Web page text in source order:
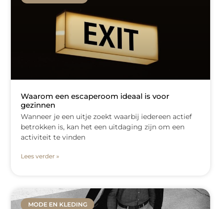
Waarom een escaperoom ideaal is voor
gezinnen
Wanneer je een uitje zoekt waarbij iedereen actief
betrokken is, kan het een uitdaging zijn om een
activiteit te vinden
Lees verder »
MODE EN KLEDING